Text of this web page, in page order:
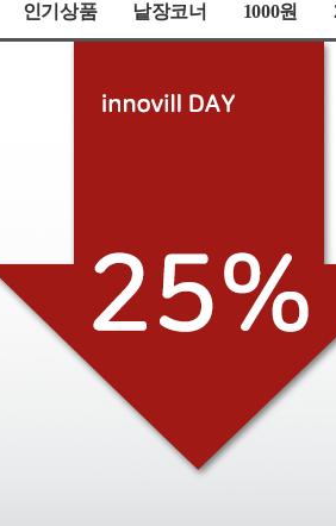
인기상품 낱장코너 1000원